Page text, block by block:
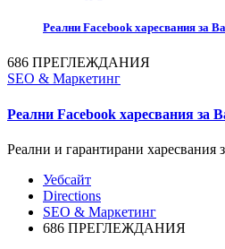
Реални Facebook харесвания за
686 ПРЕГЛЕЖДАНИЯ
SEO & Маркетинг
Реални Facebook харесвания за
Реални и гарантирани харесвания
Уебсайт
Directions
SEO & Маркетинг
686 ПРЕГЛЕЖДАНИЯ